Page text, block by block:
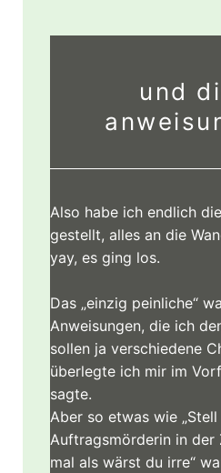
und
Also habe ich endlich
gestellt, alles an die
yay, es ging los.
Das „einzig peinliche“
Anweisungen, die ich
sollen ja verschiedene
überlegte ich mir im
sagte.
Aber so etwas wie
Auftragsmörderin in der
mal als wärst du irre“